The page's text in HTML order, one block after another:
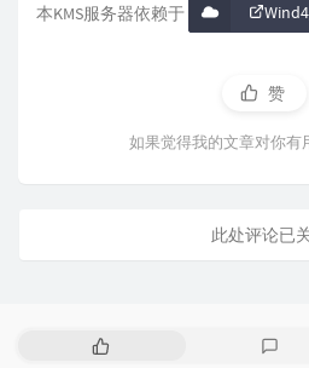
本KMS服务器依赖于
赞
如果觉得我的文章对你有
此处评论已
热